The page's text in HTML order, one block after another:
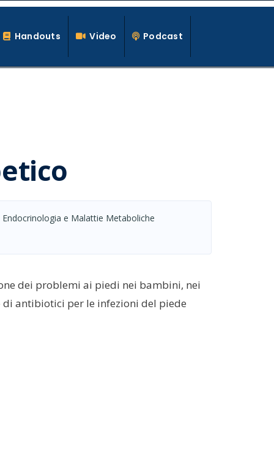
Handouts Video Podcast
Endocrinologia e Malattie Metaboliche
dei problemi ai piedi nei bambini, nei
antibiotici per le infezioni del piede